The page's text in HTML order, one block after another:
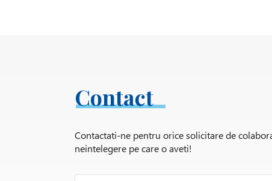
Contact
Contactati-ne pentru orice solicitare de
neintelegere pe care o aveti!